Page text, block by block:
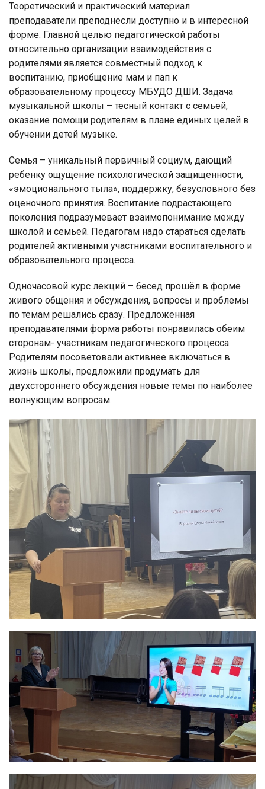
Теоретический и практический материал
преподаватели преподнесли доступно и в интересной
форме. Главной целью педагогической работы
относительно организации взаимодействия с
родителями является совместный подход к
воспитанию, приобщение мам и пап к
образовательному процессу МБУДО ДШИ. Задача
музыкальной школы – тесный контакт с семьей,
оказание помощи родителям в плане единых целей в
обучении детей музыке.
Семья – уникальный первичный социум, дающий
ребенку ощущение психологической защищенности,
«эмоционального тыла», поддержку, безусловного без
оценочного принятия. Воспитание подрастающего
поколения подразумевает взаимопонимание между
школой и семьей. Педагогам надо стараться сделать
родителей активными участниками воспитательного и
образовательного процесса.
Одночасовой курс лекций – бесед прошёл в форме
живого общения и обсуждения, вопросы и проблемы
по темам решались сразу. Предложенная
преподавателями форма работы понравилась обеим
сторонам- участникам педагогического процесса.
Родителям посоветовали активнее включаться в
жизнь школы, предложили продумать для
двухстороннего обсуждения новые темы по наиболее
волнующим вопросам.